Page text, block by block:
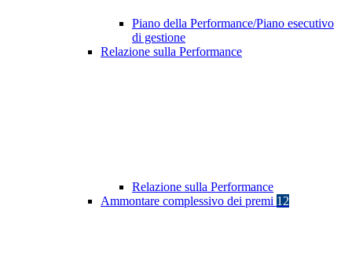
Piano della Performance/Piano esecutivo
di gestione
Relazione sulla Performance
Relazione sulla Performance
Ammontare complessivo dei premi 12